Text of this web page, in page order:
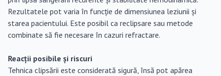
Rezultatele pot varia în funcție de dimensiunea leziunii și
starea pacientului. Este posibil ca reclipsare sau metode
combinate să fie necesare în cazuri refractare.
Reacții posibile și riscuri
Tehnica clipsării este considerată sigură, însă pot apărea